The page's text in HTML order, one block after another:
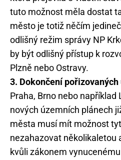
tuto možnost měla dostat
město je totiž něčím
odlišný režim správy NP
by být odlišný přístup k
Plzně nebo Ostravy.
3. Dokončení
Praha, Brno nebo například
nových územních plánech
města musí mít možnost
nezahazovat několikaletou
kvůli zákonem